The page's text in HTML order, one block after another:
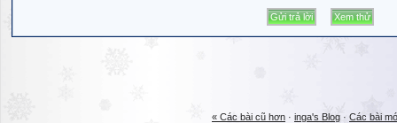
« Các bài cũ hơn · inga's Blog · Các bài